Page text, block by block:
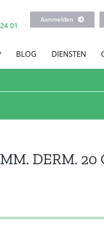
01
Aanmelden
BLOG DIENSTEN
DERM. 20